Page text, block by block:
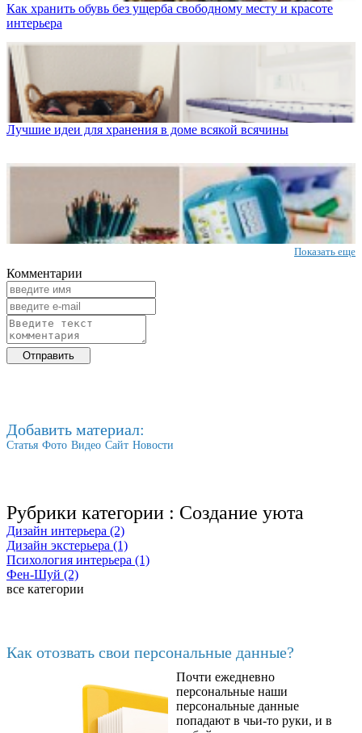
Как хранить обувь без ущерба свободному месту и красоте
интерьера
Лучшие идеи для хранения в доме всякой всячины
Показать еще
Комментарии
Добавить материал:
Статья Фото Видео Сайт Новости
Рубрики категории : Создание уюта
Дизайн интерьера (2)
Дизайн экстерьера (1)
Психология интерьера (1)
Фен-Шуй (2)
все категории
Как отозвать свои персональные данные?
Почти ежедневно
персональные наши
персональные данные
попадают в чьи-то руки, и в